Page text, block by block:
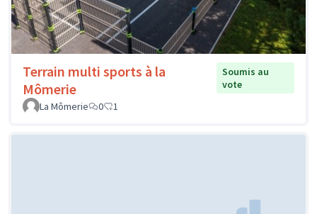
Terrain multi sports à la
Mômerie
Soumis au
vote
La Mômerie
0 1